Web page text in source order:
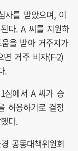
사를 받았으며, 이
다. A 씨를 지원하
을 받아 거주지가
면 거주 비자(F-2)
.
심에서 A 씨가 승
허용하기로 결정
다.
공동대책위원회